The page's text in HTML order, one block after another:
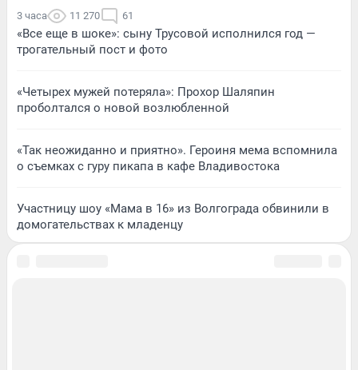
3 часа 11 270 61
«Все еще в шоке»: сыну Трусовой исполнился год —
трогательный пост и фото
«Четырех мужей потеряла»: Прохор Шаляпин
проболтался о новой возлюбленной
«Так неожиданно и приятно». Героиня мема вспомнила
о съемках с гуру пикапа в кафе Владивостока
Участницу шоу «Мама в 16» из Волгограда обвинили в
домогательствах к младенцу